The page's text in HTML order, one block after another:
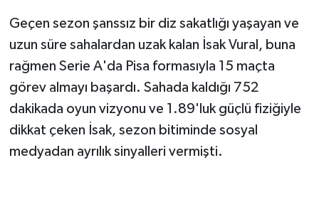
Geçen sezon şanssız bir diz sakatlığı yaşayan ve
uzun süre sahalardan uzak kalan İsak Vural, buna
rağmen Serie A'da Pisa formasıyla 15 maçta
görev almayı başardı. Sahada kaldığı 752
dakikada oyun vizyonu ve 1.89'luk güçlü fiziğiyle
dikkat çeken İsak, sezon bitiminde sosyal
medyadan ayrılık sinyalleri vermişti.